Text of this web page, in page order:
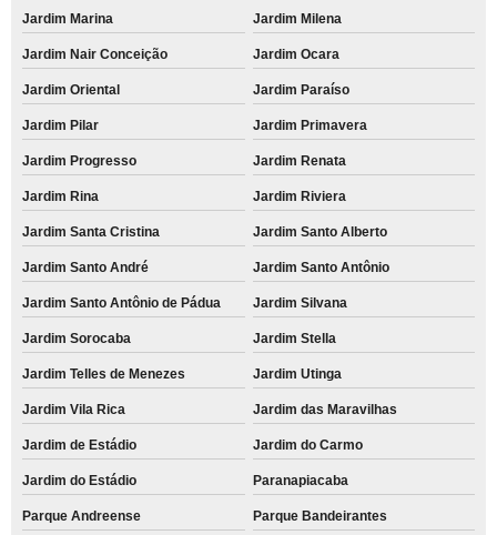
Jardim Marina Jardim Milena
Jardim Nair Conceição Jardim Ocara
Jardim Oriental Jardim Paraíso
Jardim Pilar Jardim Primavera
Jardim Progresso Jardim Renata
Jardim Rina Jardim Riviera
Jardim Santa Cristina Jardim Santo Alberto
Jardim Santo André Jardim Santo Antônio
Jardim Santo Antônio de Pádua Jardim Silvana
Jardim Sorocaba Jardim Stella
Jardim Telles de Menezes Jardim Utinga
Jardim Vila Rica Jardim das Maravilhas
Jardim de Estádio Jardim do Carmo
Jardim do Estádio Paranapiacaba
Parque Andreense Parque Bandeirantes